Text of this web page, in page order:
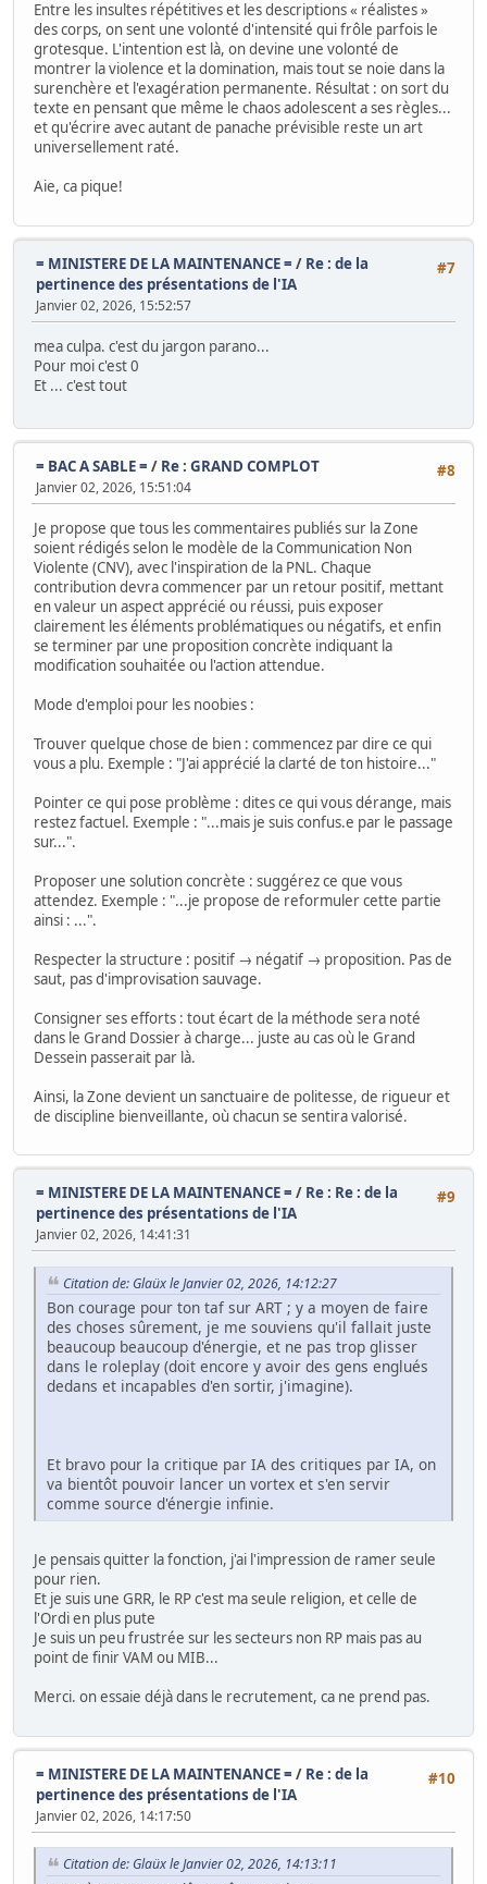
Entre les insultes répétitives et les descriptions « réalistes »
des corps, on sent une volonté d'intensité qui frôle parfois le
grotesque. L'intention est là, on devine une volonté de
montrer la violence et la domination, mais tout se noie dans la
surenchère et l'exagération permanente. Résultat : on sort du
texte en pensant que même le chaos adolescent a ses règles...
et qu'écrire avec autant de panache prévisible reste un art
universellement raté.
Aie, ca pique!
#7
= MINISTERE DE LA MAINTENANCE = / Re : de la
pertinence des présentations de l'IA
Janvier 02, 2026, 15:52:57
mea culpa. c'est du jargon parano...
Pour moi c'est 0
Et ... c'est tout
#8
= BAC A SABLE = / Re : GRAND COMPLOT
Janvier 02, 2026, 15:51:04
Je propose que tous les commentaires publiés sur la Zone
soient rédigés selon le modèle de la Communication Non
Violente (CNV), avec l'inspiration de la PNL. Chaque
contribution devra commencer par un retour positif, mettant
en valeur un aspect apprécié ou réussi, puis exposer
clairement les éléments problématiques ou négatifs, et enfin
se terminer par une proposition concrète indiquant la
modification souhaitée ou l'action attendue.
Mode d'emploi pour les noobies :
Trouver quelque chose de bien : commencez par dire ce qui
vous a plu. Exemple : "J'ai apprécié la clarté de ton histoire..."
Pointer ce qui pose problème : dites ce qui vous dérange, mais
restez factuel. Exemple : "...mais je suis confus.e par le passage
sur...".
Proposer une solution concrète : suggérez ce que vous
attendez. Exemple : "...je propose de reformuler cette partie
ainsi : ...".
Respecter la structure : positif → négatif → proposition. Pas de
saut, pas d'improvisation sauvage.
Consigner ses efforts : tout écart de la méthode sera noté
dans le Grand Dossier à charge... juste au cas où le Grand
Dessein passerait par là.
Ainsi, la Zone devient un sanctuaire de politesse, de rigueur et
de discipline bienveillante, où chacun se sentira valorisé.
#9
= MINISTERE DE LA MAINTENANCE = / Re : Re : de la
pertinence des présentations de l'IA
Janvier 02, 2026, 14:41:31
Citation de: Glaüx le Janvier 02, 2026, 14:12:27
Bon courage pour ton taf sur ART ; y a moyen de faire
des choses sûrement, je me souviens qu'il fallait juste
beaucoup beaucoup d'énergie, et ne pas trop glisser
dans le roleplay (doit encore y avoir des gens englués
dedans et incapables d'en sortir, j'imagine).
Et bravo pour la critique par IA des critiques par IA, on
va bientôt pouvoir lancer un vortex et s'en servir
comme source d'énergie infinie.
Je pensais quitter la fonction, j'ai l'impression de ramer seule
pour rien.
Et je suis une GRR, le RP c'est ma seule religion, et celle de
l'Ordi en plus pute
Je suis un peu frustrée sur les secteurs non RP mais pas au
point de finir VAM ou MIB...
Merci. on essaie déjà dans le recrutement, ca ne prend pas.
#10
= MINISTERE DE LA MAINTENANCE = / Re : de la
pertinence des présentations de l'IA
Janvier 02, 2026, 14:17:50
Citation de: Glaüx le Janvier 02, 2026, 14:13:11